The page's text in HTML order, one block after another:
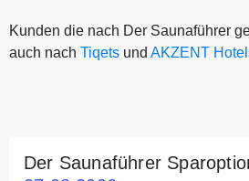
Kunden die nach Der Saunaführer
auch nach Tiqets und AKZENT
Der Saunaführer